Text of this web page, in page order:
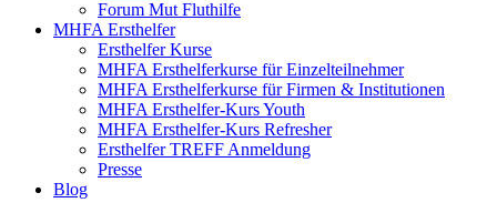
Forum Mut Fluthilfe
MHFA Ersthelfer
Ersthelfer Kurse
MHFA Ersthelferkurse für Einzelteilnehmer
MHFA Ersthelferkurse für Firmen & Institutionen
MHFA Ersthelfer-Kurs Youth
MHFA Ersthelfer-Kurs Refresher
Ersthelfer TREFF Anmeldung
Presse
Blog